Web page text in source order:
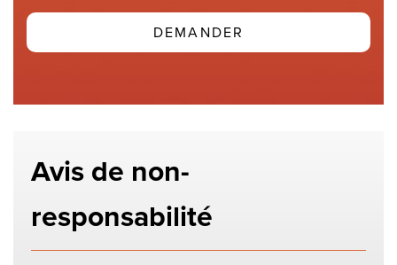
Avis de non-
responsabilité